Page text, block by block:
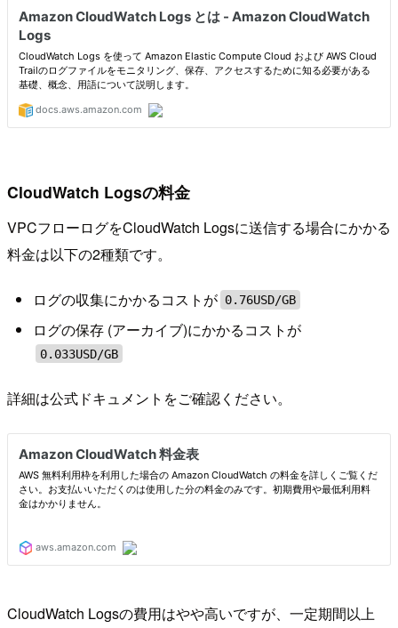
CloudWatch Logsの料金
VPCフローログをCloudWatch Logsに送信する場合にかかる
料金は以下の2種類です。
ログの収集にかかるコストが 0.76USD/GB
ログの保存 (アーカイブ)にかかるコストが
0.033USD/GB
詳細は公式ドキュメントをご確認ください。
CloudWatch Logsの費用はやや高いですが、一定期間以上